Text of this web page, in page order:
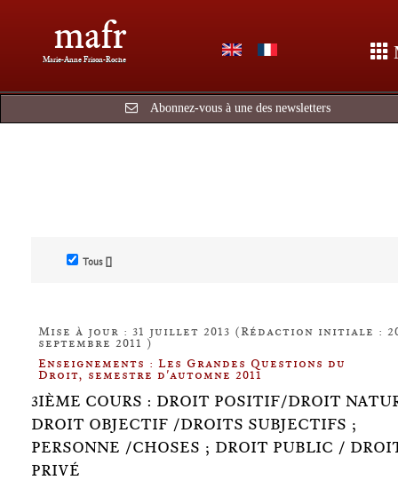
mafr
Marie-Anne Frison-Roche
Abonnez-vous à une des newsletters
Tous []
Mise à jour : 31 juillet 2013 (Rédaction initiale :
septembre 2011 )
Enseignements : Les Grandes Questions du
Droit, semestre d'automne 2011
3IÈME COURS : DROIT POSITIF/DROIT
DROIT OBJECTIF /DROITS SUBJECTIFS ;
PERSONNE /CHOSES ; DROIT PUBLIC /
PRIVÉ